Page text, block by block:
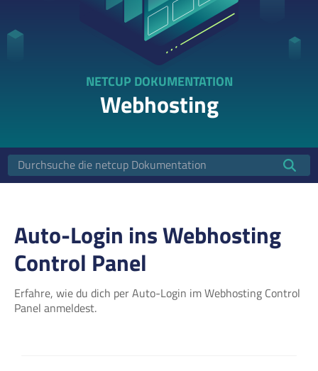
NETCUP DOKUMENTATION
Webhosting
Auto-Login ins Webhosting
Control Panel
Erfahre, wie du dich per Auto-Login im Webhosting Control
Panel anmeldest.